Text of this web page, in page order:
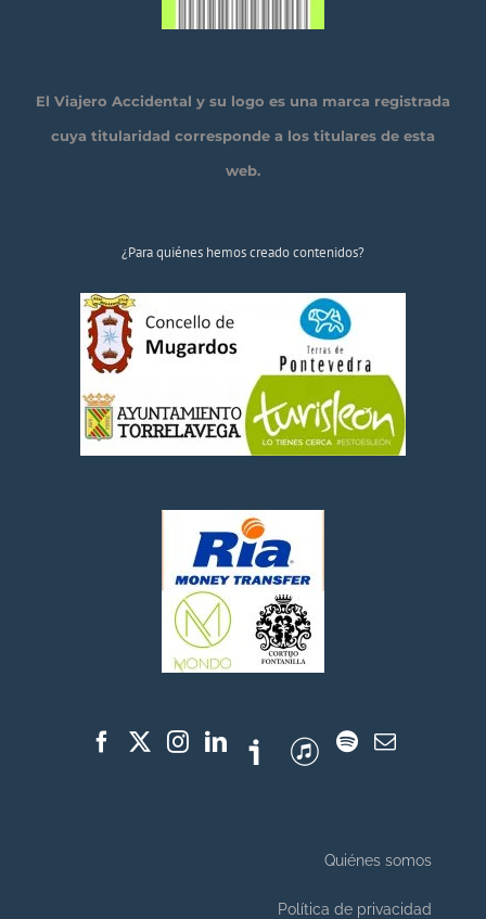
El Viajero Accidental y su logo es una marca registrada
cuya titularidad corresponde a los titulares de esta
web.
¿Para quiénes hemos creado contenidos?
Quiénes somos
Política de privacidad